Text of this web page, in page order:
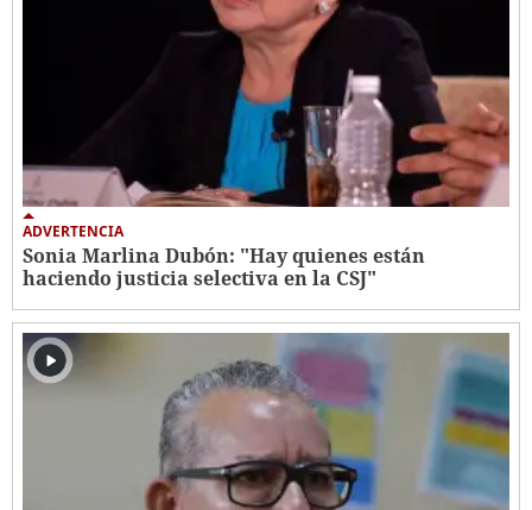
ADVERTENCIA
Sonia Marlina Dubón: "Hay quienes están
haciendo justicia selectiva en la CSJ"